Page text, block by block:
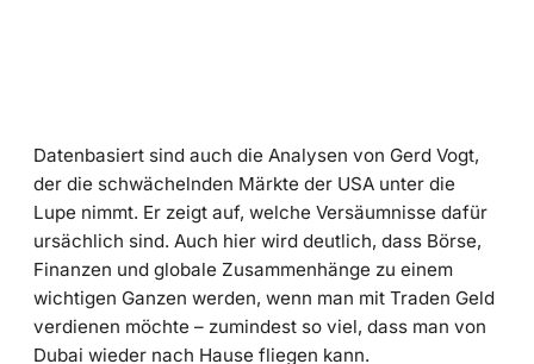
Datenbasiert sind auch die Analysen von Gerd Vogt,
der die schwächelnden Märkte der USA unter die
Lupe nimmt. Er zeigt auf, welche Versäumnisse dafür
ursächlich sind. Auch hier wird deutlich, dass Börse,
Finanzen und globale Zusammenhänge zu einem
wichtigen Ganzen werden, wenn man mit Traden Geld
verdienen möchte – zumindest so viel, dass man von
Dubai wieder nach Hause fliegen kann.